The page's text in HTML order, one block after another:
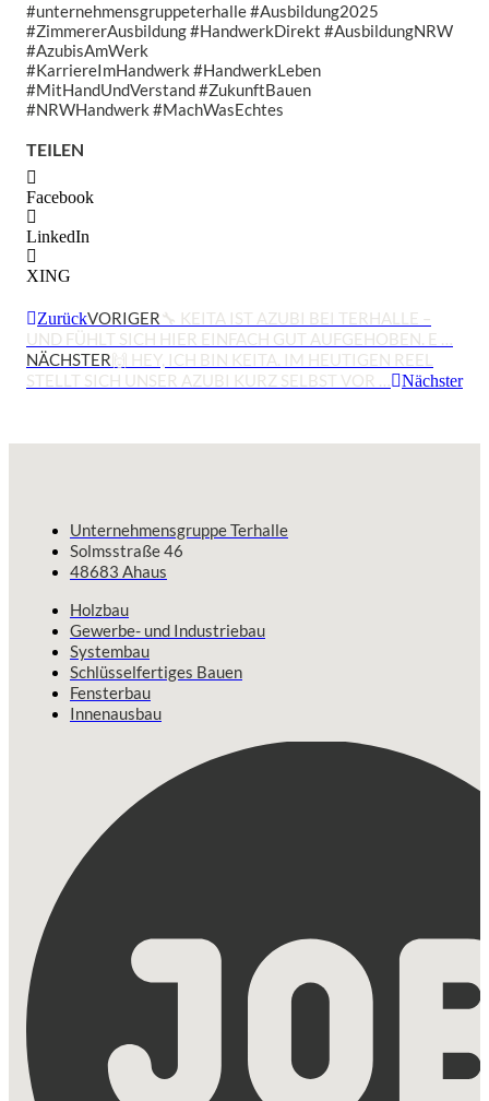
#unternehmensgruppeterhalle #Ausbildung2025
#ZimmererAusbildung #HandwerkDirekt #AusbildungNRW
#AzubisAmWerk
#KarriereImHandwerk #HandwerkLeben
#MitHandUndVerstand #ZukunftBauen
#NRWHandwerk #MachWasEchtes
TEILEN
Facebook
LinkedIn
XING
ZurückVORIGER🔧 KEITA IST AZUBI BEI TERHALLE –
UND FÜHLT SICH HIER EINFACH GUT AUFGEHOBEN. E …
NÄCHSTER🙌 HEY, ICH BIN KEITA. IM HEUTIGEN REEL
STELLT SICH UNSER AZUBI KURZ SELBST VOR …
Nächster
Unternehmensgruppe Terhalle
Solmsstraße 46
48683 Ahaus
Holzbau
Gewerbe- und Industriebau
Systembau
Schlüsselfertiges Bauen
Fensterbau
Innenausbau